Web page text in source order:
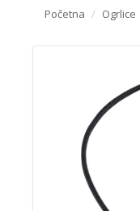
Početna / Ogrlice